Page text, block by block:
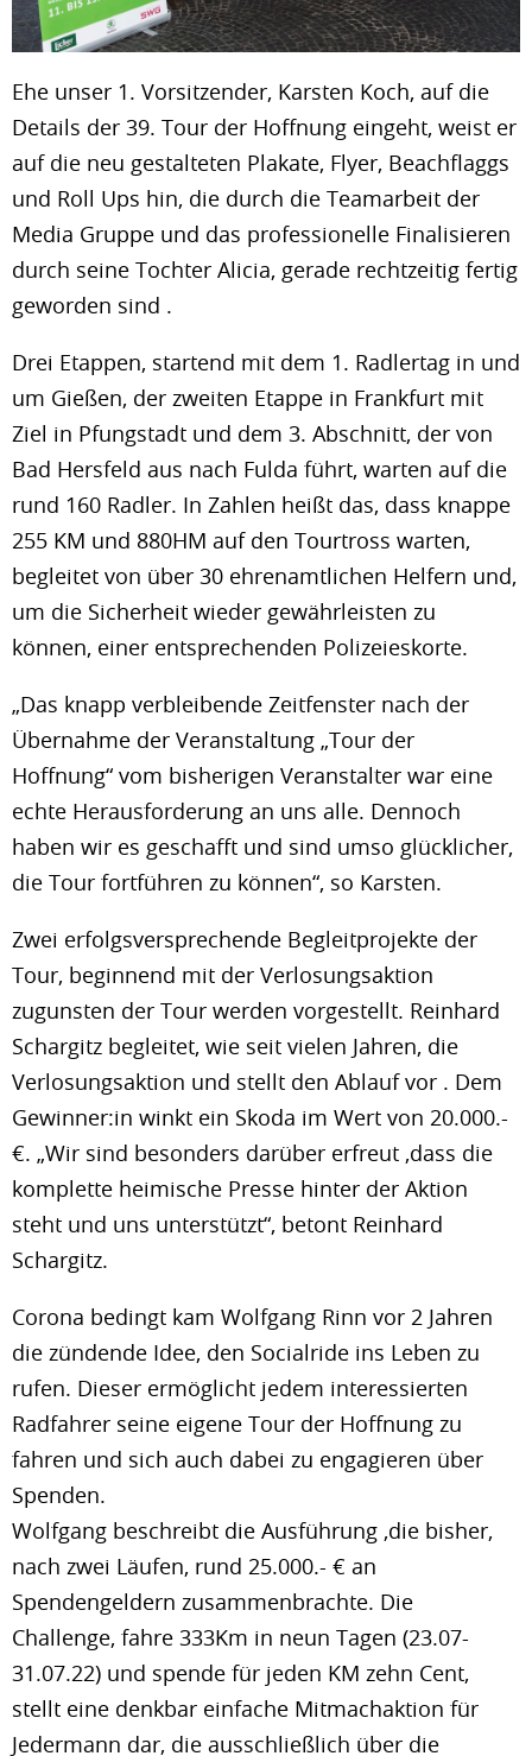
Ehe unser 1. Vorsitzender, Karsten Koch, auf die
Details der 39. Tour der Hoffnung eingeht, weist er
auf die neu gestalteten Plakate, Flyer, Beachflaggs
und Roll Ups hin, die durch die Teamarbeit der
Media Gruppe und das professionelle Finalisieren
durch seine Tochter Alicia, gerade rechtzeitig fertig
geworden sind .
Drei Etappen, startend mit dem 1. Radlertag in und
um Gießen, der zweiten Etappe in Frankfurt mit
Ziel in Pfungstadt und dem 3. Abschnitt, der von
Bad Hersfeld aus nach Fulda führt, warten auf die
rund 160 Radler. In Zahlen heißt das, dass knappe
255 KM und 880HM auf den Tourtross warten,
begleitet von über 30 ehrenamtlichen Helfern und,
um die Sicherheit wieder gewährleisten zu
können, einer entsprechenden Polizeieskorte.
„Das knapp verbleibende Zeitfenster nach der
Übernahme der Veranstaltung „Tour der
Hoffnung“ vom bisherigen Veranstalter war eine
echte Herausforderung an uns alle. Dennoch
haben wir es geschafft und sind umso glücklicher,
die Tour fortführen zu können“, so Karsten.
Zwei erfolgsversprechende Begleitprojekte der
Tour, beginnend mit der Verlosungsaktion
zugunsten der Tour werden vorgestellt. Reinhard
Schargitz begleitet, wie seit vielen Jahren, die
Verlosungsaktion und stellt den Ablauf vor . Dem
Gewinner:in winkt ein Skoda im Wert von 20.000.-
€. „Wir sind besonders darüber erfreut ,dass die
komplette heimische Presse hinter der Aktion
steht und uns unterstützt“, betont Reinhard
Schargitz.
Corona bedingt kam Wolfgang Rinn vor 2 Jahren
die zündende Idee, den Socialride ins Leben zu
rufen. Dieser ermöglicht jedem interessierten
Radfahrer seine eigene Tour der Hoffnung zu
fahren und sich auch dabei zu engagieren über
Spenden.
Wolfgang beschreibt die Ausführung ,die bisher,
nach zwei Läufen, rund 25.000.- € an
Spendengeldern zusammenbrachte. Die
Challenge, fahre 333Km in neun Tagen (23.07-
31.07.22) und spende für jeden KM zehn Cent,
stellt eine denkbar einfache Mitmachaktion für
Jedermann dar, die ausschließlich über die